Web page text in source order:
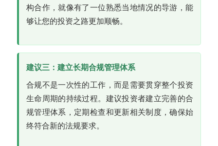
构合作，就像有了一位熟悉当地情况的导游，能
够让您的投资之路更加顺畅。
建议三：建立长期合规管理体系
合规不是一次性的工作，而是需要贯穿整个投资
生命周期的持续过程。建议投资者建立完善的合
规管理体系，定期检查和更新相关制度，确保始
终符合新的法规要求。